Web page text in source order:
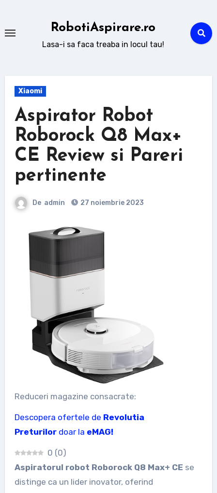
conținut
RobotiAspirare.ro
Lasa-i sa faca treaba in locul tau!
Xiaomi
Aspirator Robot
Roborock Q8 Max+
CE Review si Pareri
pertinente
De admin 27 noiembrie 2023
Reduceri magazine consacrate:
Descopera ofertele de Revolutia
Preturilor doar la eMAG!
0 (0)
Aspiratorul robot Roborock Q8 Max+ CE se
distinge ca un lider inovator, oferind